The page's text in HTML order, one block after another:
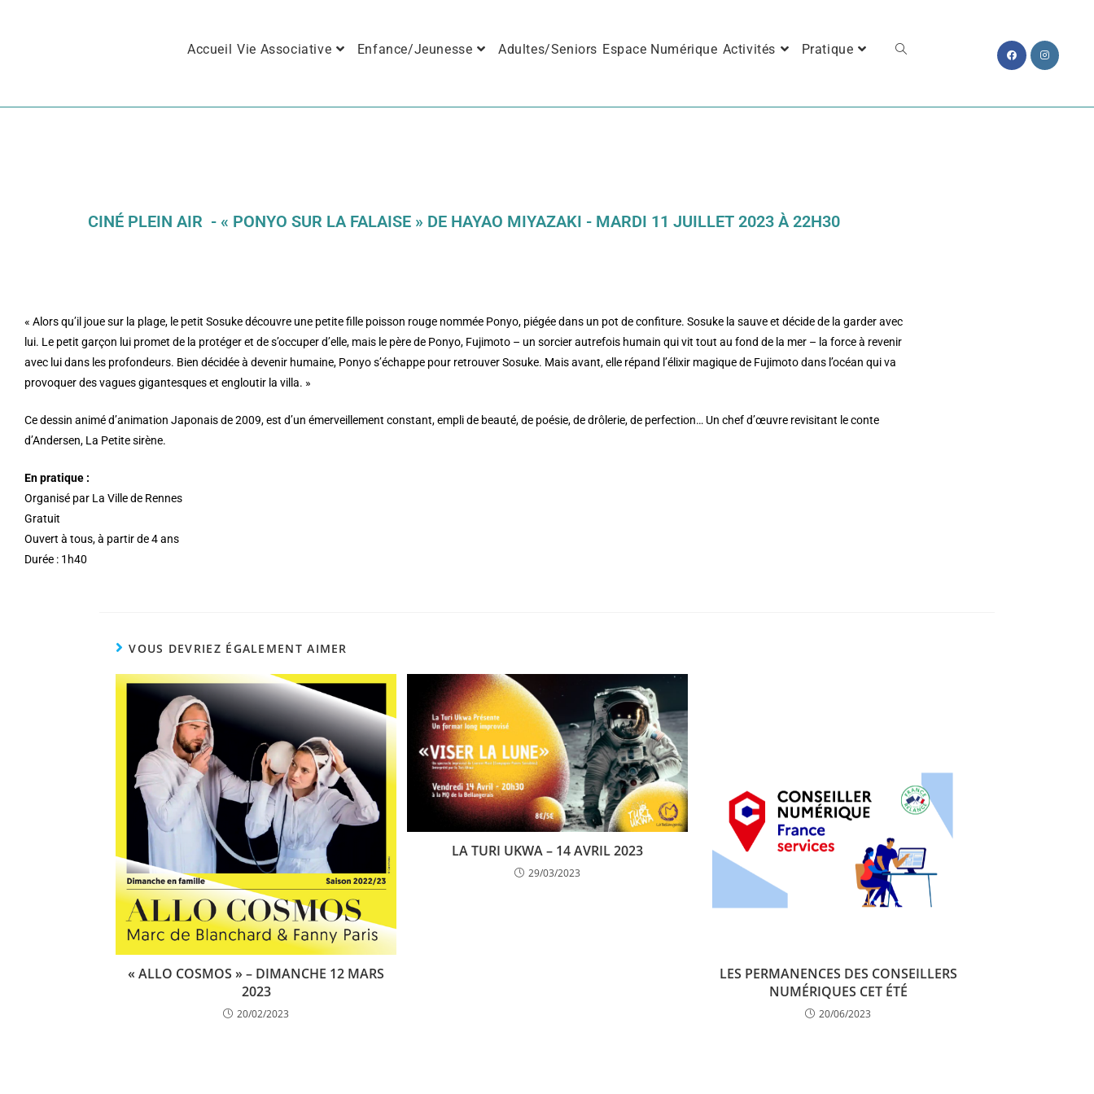
Accueil Vie Associative Enfance/Jeunesse Adultes/Seniors Espace Numérique Activités Pratique
CINÉ PLEIN AIR - « PONYO SUR LA FALAISE » DE HAYAO MIYAZAKI - MARDI 11 JUILLET 2023 À 22H30
« Alors qu’il joue sur la plage, le petit Sosuke découvre une petite fille poisson rouge nommée Ponyo, piégée dans un pot de confiture. Sosuke la sauve et décide de la garder avec
lui. Le petit garçon lui promet de la protéger et de s’occuper d’elle, mais le père de Ponyo, Fujimoto – un sorcier autrefois humain qui vit tout au fond de la mer – la force à revenir
avec lui dans les profondeurs. Bien décidée à devenir humaine, Ponyo s’échappe pour retrouver Sosuke. Mais avant, elle répand l’élixir magique de Fujimoto dans l’océan qui va
provoquer des vagues gigantesques et engloutir la villa. »
Ce dessin animé d’animation Japonais de 2009, est d’un émerveillement constant, empli de beauté, de poésie, de drôlerie, de perfection… Un chef d’œuvre revisitant le conte
d’Andersen, La Petite sirène.
En pratique :
Organisé par La Ville de Rennes
Gratuit
Ouvert à tous, à partir de 4 ans
Durée : 1h40
VOUS DEVRIEZ ÉGALEMENT AIMER
« ALLO COSMOS » – DIMANCHE 12 MARS
2023
20/02/2023
LA TURI UKWA – 14 AVRIL 2023
29/03/2023
LES PERMANENCES DES CONSEILLERS
NUMÉRIQUES CET ÉTÉ
20/06/2023